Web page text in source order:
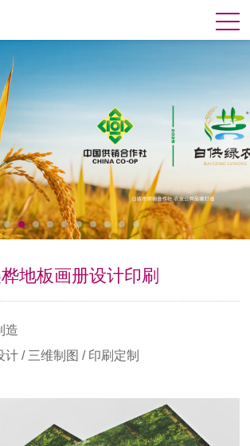
地板画册设计印刷
造
/ 三维制图 / 印刷定制